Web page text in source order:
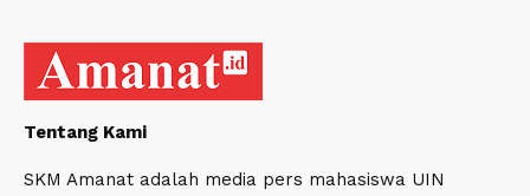
Tentang Kami
SKM Amanat adalah media pers mahasiswa UIN